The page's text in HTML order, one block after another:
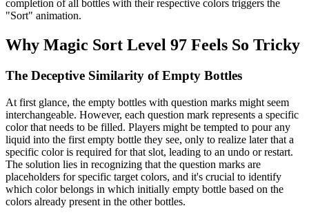
completion of all bottles with their respective colors triggers the
"Sort" animation.
Why Magic Sort Level 97 Feels So Tricky
The Deceptive Similarity of Empty Bottles
At first glance, the empty bottles with question marks might seem
interchangeable. However, each question mark represents a specific
color that needs to be filled. Players might be tempted to pour any
liquid into the first empty bottle they see, only to realize later that a
specific color is required for that slot, leading to an undo or restart.
The solution lies in recognizing that the question marks are
placeholders for specific target colors, and it's crucial to identify
which color belongs in which initially empty bottle based on the
colors already present in the other bottles.